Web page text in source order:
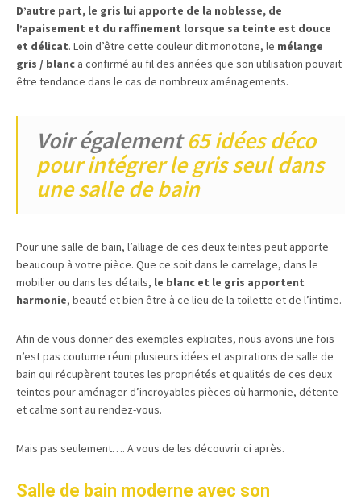
D’autre part, le gris lui apporte de la noblesse, de
l’apaisement et du raffinement lorsque sa teinte est douce
et délicat. Loin d’être cette couleur dit monotone, le mélange
gris / blanc a confirmé au fil des années que son utilisation pouvait
être tendance dans le cas de nombreux aménagements.
Voir également65 idées déco
pour intégrer le gris seul dans
une salle de bain
Pour une salle de bain, l’alliage de ces deux teintes peut apporte
beaucoup à votre pièce. Que ce soit dans le carrelage, dans le
mobilier ou dans les détails, le blanc et le gris apportent
harmonie, beauté et bien être à ce lieu de la toilette et de l’intime.
Afin de vous donner des exemples explicites, nous avons une fois
n’est pas coutume réuni plusieurs idées et aspirations de salle de
bain qui récupèrent toutes les propriétés et qualités de ces deux
teintes pour aménager d’incroyables pièces où harmonie, détente
et calme sont au rendez-vous.
Mais pas seulement…. A vous de les découvrir ci après.
Salle de bain moderne avec son